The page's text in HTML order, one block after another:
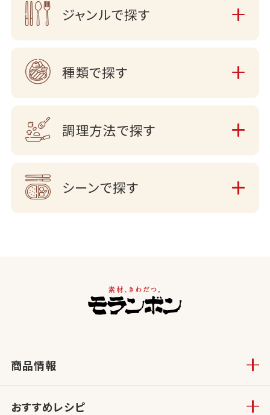
ジャンルで探す
種類で探す
調理方法で探す
シーンで探す
商品情報
おすすめレシピ